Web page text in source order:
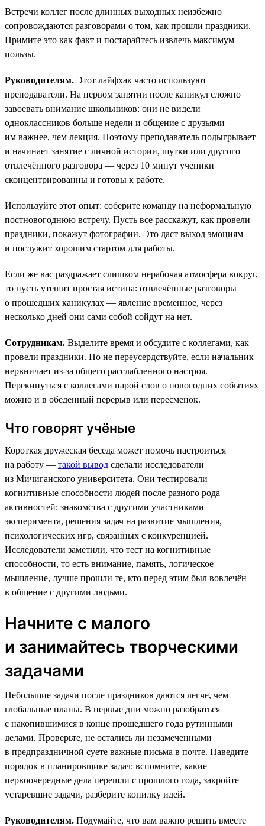
Встречи коллег после длинных выходных неизбежно
сопровождаются разговорами о том, как прошли праздники.
Примите это как факт и постарайтесь извлечь максимум
пользы.
Руководителям. Этот лайфхак часто используют
преподаватели. На первом занятии после каникул сложно
завоевать внимание школьников: они не видели
одноклассников больше недели и общение с друзьями
им важнее, чем лекция. Поэтому преподаватель подыгрывает
и начинает занятие с личной истории, шутки или другого
отвлечённого разговора — через 10 минут ученики
сконцентрированны и готовы к работе.
Используйте этот опыт: соберите команду на неформальную
постновогоднюю встречу. Пусть все расскажут, как провели
праздники, покажут фотографии. Это даст выход эмоциям
и послужит хорошим стартом для работы.
Если же вас раздражает слишком нерабочая атмосфера вокруг,
то пусть утешит простая истина: отвлечённые разговоры
о прошедших каникулах — явление временное, через
несколько дней они сами собой сойдут на нет.
Сотрудникам. Выделите время и обсудите с коллегами, как
провели праздники. Но не переусердствуйте, если начальник
нервничает из-за общего расслабленного настроя.
Перекинуться с коллегами парой слов о новогодних событиях
можно и в обеденный перерыв или пересменок.
Что говорят учёные
Короткая дружеская беседа может помочь настроиться
на работу — такой вывод сделали исследователи
из Мичиганского университета. Они тестировали
когнитивные способности людей после разного рода
активностей: знакомства с другими участниками
эксперимента, решения задач на развитие мышления,
психологических игр, связанных с конкуренцией.
Исследователи заметили, что тест на когнитивные
способности, то есть внимание, память, логическое
мышление, лучше прошли те, кто перед этим был вовлечён
в общение с другими людьми.
Начните с малого
и занимайтесь творческими
задачами
Небольшие задачи после праздников даются легче, чем
глобальные планы. В первые дни можно разобраться
с накопившимися в конце прошедшего года рутинными
делами. Проверьте, не остались ли незамеченными
в предпраздничной суете важные письма в почте. Наведите
порядок в планировщике задач: вспомните, какие
первоочередные дела перешли с прошлого года, закройте
устаревшие задачи, разберите копилку идей.
Руководителям. Подумайте, что вам важно решить вместе